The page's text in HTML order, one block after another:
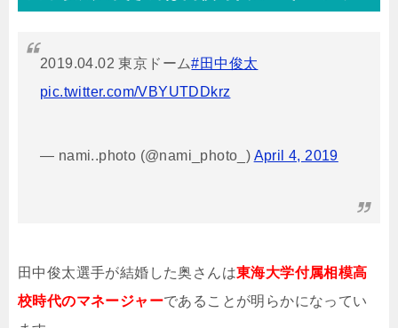
2019.04.02 東京ドーム#田中俊太
pic.twitter.com/VBYUTDDkrz
— nami..photo (@nami_photo_) April 4, 2019
田中俊太選手が結婚した奥さんは東海大学付属相模高
校時代のマネージャーであることが明らかになってい